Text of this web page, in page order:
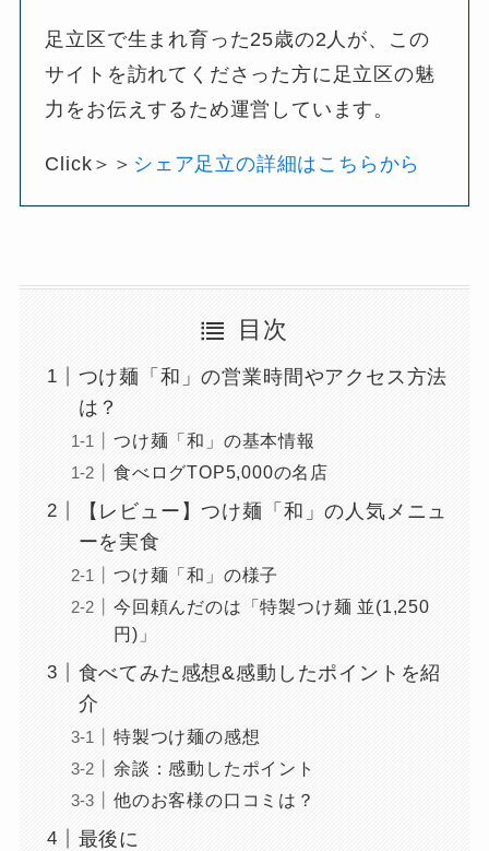
足立区で生まれ育った25歳の2人が、この
サイトを訪れてくださった方に足立区の魅
力をお伝えするため運営しています。
Click＞＞ シェア足立の詳細はこちらから
目次
つけ麺「和」の営業時間やアクセス方法
は？
つけ麺「和」の基本情報
食べログTOP5,000の名店
【レビュー】つけ麺「和」の人気メニュ
ーを実食
つけ麺「和」の様子
今回頼んだのは「特製つけ麺 並(1,250
円)」
食べてみた感想&感動したポイントを紹
介
特製つけ麺の感想
余談：感動したポイント
他のお客様の口コミは？
最後に